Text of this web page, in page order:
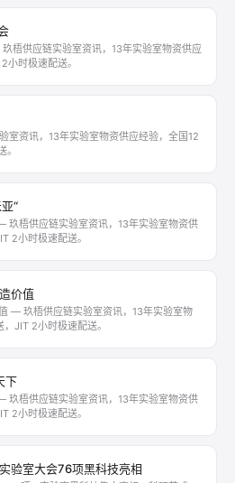
会
小时极速配送。
室资讯，13年实验室物资供应经验，全国12
“
玖梧供应链实验室资讯，13年实验室物资供
2小时极速配送。
价值
— 玖梧供应链实验室资讯，13年实验室物
JIT 2小时极速配送。
下
玖梧供应链实验室资讯，13年实验室物资供
2小时极速配送。
验室大会76项黑科技亮相